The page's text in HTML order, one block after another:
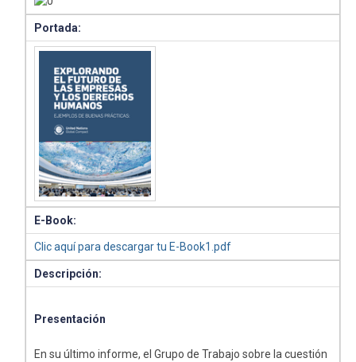
Portada:
E-Book:
Clic aquí para descargar tu E-Book1.pdf
Descripción:
Presentación
En su último informe, el Grupo de Trabajo sobre la cuestión